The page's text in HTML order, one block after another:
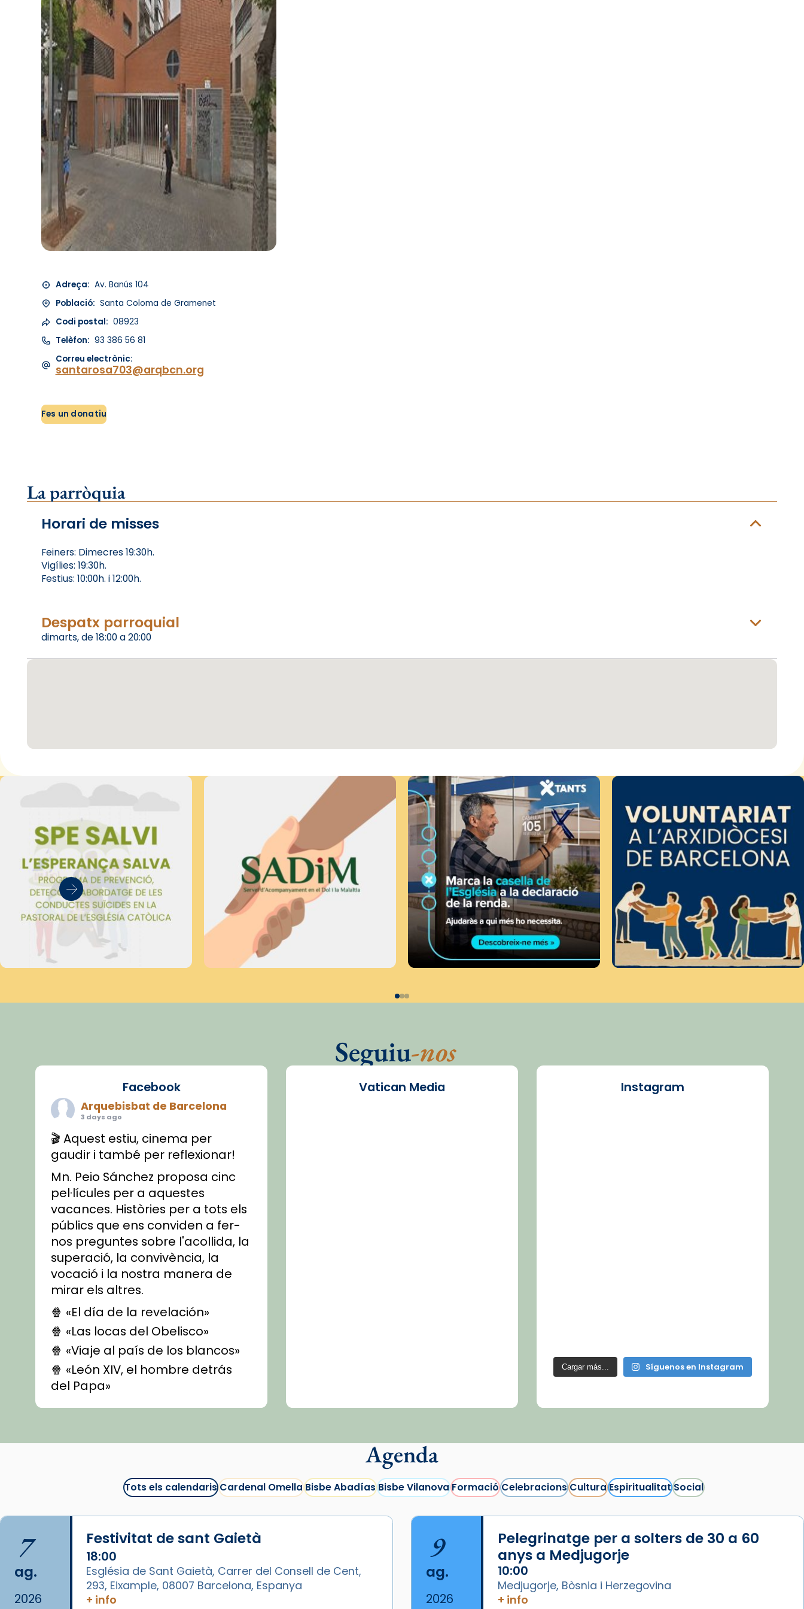
Adreça: Av. Banús 104
Població: Santa Coloma de Gramenet
Codi postal: 08923
Telèfon: 93 386 56 81
Correu electrònic:
santarosa703@arqbcn.org
Fes un donatiu
La parròquia
Horari de misses
Feiners: Dimecres 19:30h.
Vigílies: 19:30h.
Festius: 10:00h. i 12:00h.
Despatx parroquial
dimarts, de 18:00 a 20:00
Seguiu-nos
Facebook
Arquebisbat de Barcelona
3 days ago
🎬 Aquest estiu, cinema per
gaudir i també per reflexionar!
Mn. Peio Sánchez proposa cinc
pel·lícules per a aquestes
vacances. Històries per a tots els
públics que ens conviden a fer-
nos preguntes sobre l'acollida, la
superació, la convivència, la
vocació i la nostra manera de
mirar els altres.
🍿 «El día de la revelación»
🍿 «Las locas del Obelisco»
🍿 «Viaje al país de los blancos»
🍿 «León XIV, el hombre detrás
del Papa»
🍿 «Las ovejas detectives»
recomanacions i prepara una
#CinemaEspiritualitual
@cinemaspiritcat
Imatge: Generada amb IA
(OpenAI)
Video
View on Facebook · Share
Arquebisbat de Barcelona
Vatican Media Instagram
Cargar más... Síguenos en Instagram
Agenda
Tots els calendarisCardenal OmellaBisbe AbadíasBisbe VilanovaFormacióCelebracionsCulturaEspiritualitatSocial
7
ag.
2026
Festivitat de sant Gaietà
18:00
Església de Sant Gaietà, Carrer del Consell de Cent,
293, Eixample, 08007 Barcelona, Espanya
+ info
9
ag.
2026
Pelegrinatge per a solters de 30 a 60
anys a Medjugorje
10:00
Medjugorje, Bòsnia i Herzegovina
+ info